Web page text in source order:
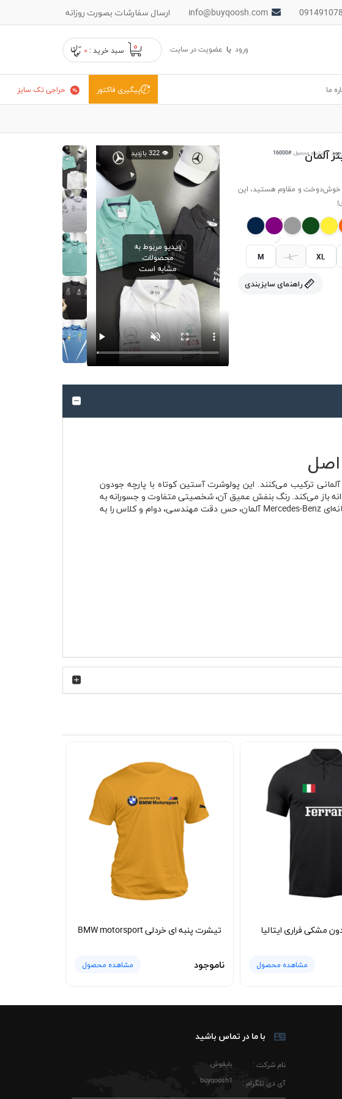
ارسال سفارشات بصورت روزانه info@buyqoosh.com
۰ سبد خرید : ۰ ورود یا عضویت در سایت
حراجی تک سایز پیگیری فاکتور ما
آلمان
شناسه محصول:#16000
خوش‌دوخت و مقاوم هستید، این
M L XL
راهنمای سایزبندی
👁️ 322 بازدید
ویدیو مربوط به
محصولات
مشابه است
اصل
ترکیب می‌کنند. این پولوشرت آستین کوتاه با پارچه جودون
باز می‌کند. رنگ بنفش عمیق آن، شخصیتی متفاوت و جسورانه به
استایل می‌دهد و در عین حال به‌سادگی با آیتم‌های خنثی ست می‌شود. حضور نام بنز، الهام‌گرفته از برند افسانه‌ای Mercedes‑Benz آلمان، حس دقت مهندسی، دوام و کلاس را به
کند. دوخت تمیز یقه و سرآستین‌ها نشان می‌دهد با محصولی
که عاشق دنیای خودرو و مهندسی آلمانی هستند، یک امضای
نیمه‌رسمی گزینه‌ای عالی است. این رنگ بنفش با شلوار جین تیره،
و همچنان استایل مرتب و مردانه داشته باشید.
کنید و لباس را با رنگ‌های مشابه بشویید. عدم استفاده از
حفظ کند.
مشکی فراری ایتالیا
مشاهده محصول
تیشرت پنبه ای خردلی BMW motorsport
ناموجود مشاهده محصول
با ما در تماس باشید
نام شرکت :
آی دی تلگرام :
بایقوش
buyqoosh1